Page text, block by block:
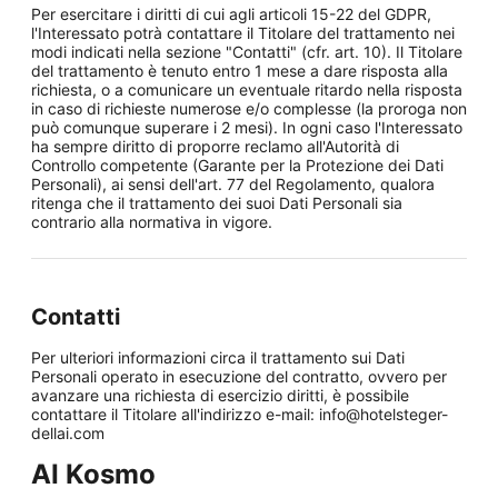
Per esercitare i diritti di cui agli articoli 15-22 del GDPR,
l'Interessato potrà contattare il Titolare del trattamento nei
modi indicati nella sezione "Contatti" (cfr. art. 10). Il Titolare
del trattamento è tenuto entro 1 mese a dare risposta alla
richiesta, o a comunicare un eventuale ritardo nella risposta
in caso di richieste numerose e/o complesse (la proroga non
può comunque superare i 2 mesi). In ogni caso l'Interessato
ha sempre diritto di proporre reclamo all'Autorità di
Controllo competente (Garante per la Protezione dei Dati
Personali), ai sensi dell'art. 77 del Regolamento, qualora
ritenga che il trattamento dei suoi Dati Personali sia
contrario alla normativa in vigore.
Contatti
Per ulteriori informazioni circa il trattamento sui Dati
Personali operato in esecuzione del contratto, ovvero per
avanzare una richiesta di esercizio diritti, è possibile
contattare il Titolare all'indirizzo e-mail: info@hotelsteger-
dellai.com
AI Kosmo